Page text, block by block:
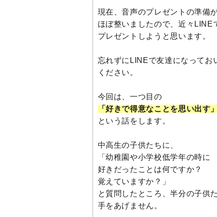
現在、音声のプレゼントの準備
ほぼ整いましたので、近々LINE
プレゼントしようと思います。
忘れずにLINEで友達になってお
ください。
今回は、一つ目の
「好きで得意なことを思い出す
という話をします。
中高生の子供たちに、
「幼稚園や小学校低学年の時に
好きだったことは何ですか？
覚えていますか？」
と質問したところ、半分の子供
手をあげません。